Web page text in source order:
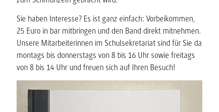
Sie haben Interesse? Es ist ganz einfach: Vorbeikommen,
25 Euro in bar mitbringen und den Band direkt mitnehmen.
Unsere Mitarbeiterinnen im Schulsekretariat sind für Sie da
montags bis donnerstags von 8 bis 16 Uhr sowie freitags
von 8 bis 14 Uhr und freuen sich auf Ihren Besuch!